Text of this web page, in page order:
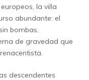
la villa
abundante: el
bombas,
de gravedad que
descendentes